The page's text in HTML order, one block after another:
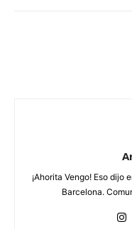
¡Ahorita Vengo! Eso dijo
Barcelona.